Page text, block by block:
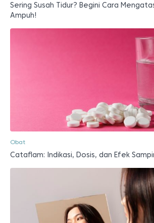
Sering Susah Tidur? Begini Cara
Ampuh!
Obat
Cataflam: Indikasi, Dosis, dan Efek